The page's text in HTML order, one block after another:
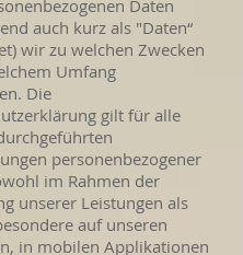
Daten
auch kurz als "Daten“
wir zu welchen Zwecken
Umfang
Die
gilt für alle
personenbezogener
im Rahmen der
unserer Leistungen als
auf unseren
in mobilen Applikationen